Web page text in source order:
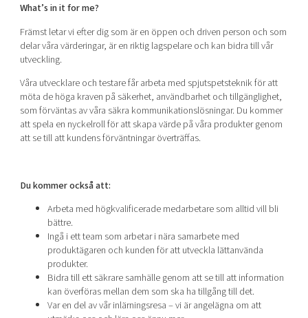
What’s in it for me?
Främst letar vi efter dig som är en öppen och driven person och som
delar våra värderingar, är en riktig lagspelare och kan bidra till vår
utveckling.
Våra utvecklare och testare får arbeta med spjutspetsteknik för att
möta de höga kraven på säkerhet, användbarhet och tillgänglighet,
som förväntas av våra säkra kommunikationslösningar. Du kommer
att spela en nyckelroll för att skapa värde på våra produkter genom
att se till att kundens förväntningar överträffas.
Du kommer också att:
Arbeta med högkvalificerade medarbetare som alltid vill bli
bättre.
Ingå i ett team som arbetar i nära samarbete med
produktägaren och kunden för att utveckla lättanvända
produkter.
Bidra till ett säkrare samhälle genom att se till att information
kan överföras mellan dem som ska ha tillgång till det.
Var en del av vår inlärningsresa – vi är angelägna om att